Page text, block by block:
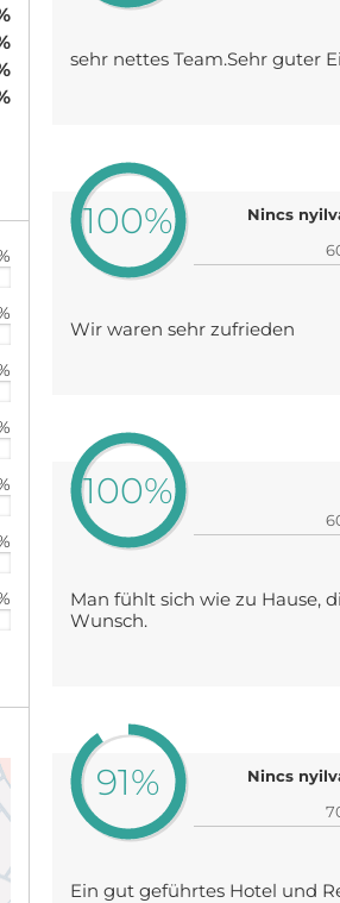
sehr nettes Team.Sehr guter
100%
Nincs
Wir waren sehr zufrieden
100%
Man fühlt sich wie zu Hause,
Wunsch.
91%
Nincs
Ein gut geführtes Hotel und